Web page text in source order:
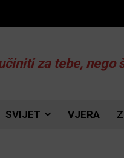
za tebe, nego
SVIJET VJERA